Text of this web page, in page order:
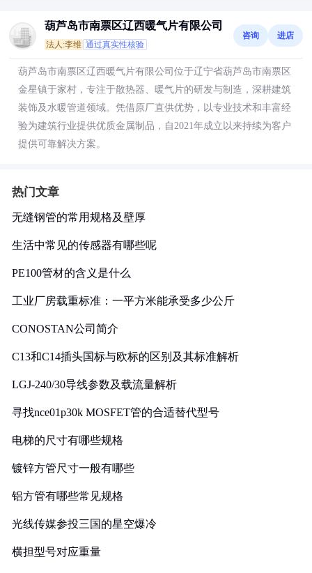
葫芦岛市南票区辽西暖气片有限公司
法人:李维 通过真实性核验
咨询 进店
葫芦岛市南票区辽西暖气片有限公司位于辽宁省葫芦岛市南票区
金星镇于家村，专注于散热器、暖气片的研发与制造，深耕建筑
装饰及水暖管道领域。凭借原厂直供优势，以专业技术和丰富经
验为建筑行业提供优质金属制品，自2021年成立以来持续为客户
提供可靠解决方案。
热门文章
无缝钢管的常用规格及壁厚
生活中常见的传感器有哪些呢
PE100管材的含义是什么
工业厂房载重标准：一平方米能承受多少公斤
CONOSTAN公司简介
C13和C14插头国标与欧标的区别及其标准解析
LGJ-240/30导线参数及载流量解析
寻找nce01p30k MOSFET管的合适替代型号
电梯的尺寸有哪些规格
镀锌方管尺寸一般有哪些
铝方管有哪些常见规格
光线传媒参投三国的星空爆冷
横担型号对应重量